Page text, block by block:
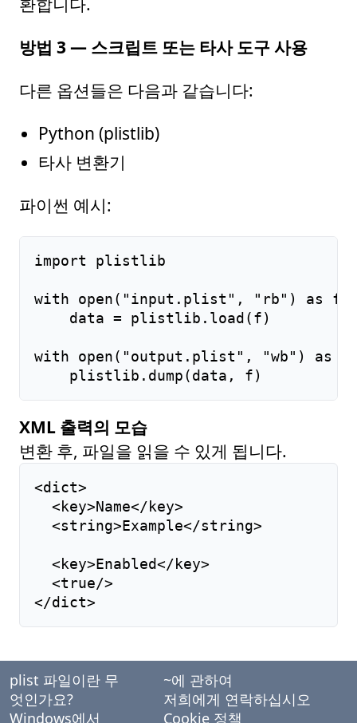
방법 3 — 스크립트 또는 타사 도구 사용
다른 옵션들은 다음과 같습니다:
Python (plistlib)
타사 변환기
파이썬 예시:
import plistlib
with open("input.plist", "rb") as f:
    data = plistlib.load(f)
with open("output.plist", "wb") as
    plistlib.dump(data, f)
XML 출력의 모습
변환 후, 파일을 읽을 수 있게 됩니다.
<dict>
  <key>Name</key>
  <string>Example</string>
  <key>Enabled</key>
  <true/>
</dict>
plist 파일이란 무
엇인가요?
Windows에서
~에 관하여
저희에게 연락하십시오
Cookie 정책